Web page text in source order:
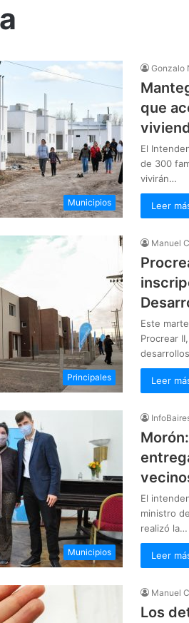
Municipios
Gonzalo
que
El
de 300
vivirán…
Leer
Principales
Manuel
Este
Procrear
Leer
Municipios
El
ministro
realizó la…
Leer
Manuel
Los